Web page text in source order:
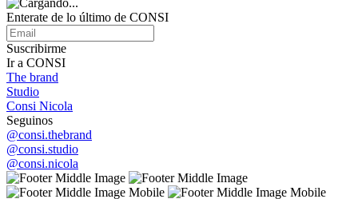
Enterate de lo último de CONSI
Suscribirme
Ir a CONSI
The brand
Studio
Consi Nicola
Seguinos
@consi.thebrand
@consi.studio
@consi.nicola